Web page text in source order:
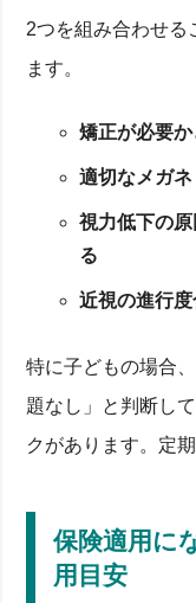
2つを組み合わせる
ます。
矯正が必要
適切なメガ
視力低下の
る
近視の進行
特に子どもの場合
題なし」と判断し
クがあります。定
保険適用に
用目安
自宅でできる視
サイト活用術
1m距離での自
法
視力低下を放置
近視度数別メ
コンタクトレ
装用トラブル
ット
見え方改善で
よくある疑問と
「視力検査は
仕事中心の生
データに基づ
まとめ：定期的